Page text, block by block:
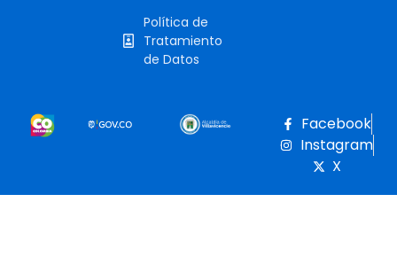
Política de
Tratamiento
de Datos
Facebook
Instagram
X